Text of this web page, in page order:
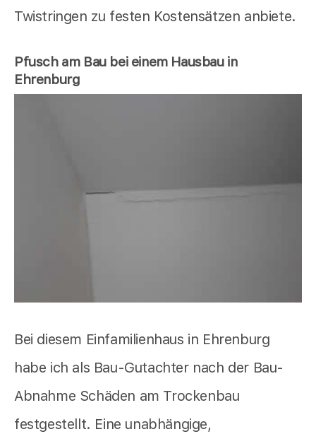
Twistringen zu festen Kostensätzen anbiete.
Pfusch am Bau bei einem Hausbau in
Ehrenburg
Bei diesem Einfamilienhaus in Ehrenburg
habe ich als Bau-Gutachter nach der Bau-
Abnahme Schäden am Trockenbau
festgestellt. Eine unabhängige,